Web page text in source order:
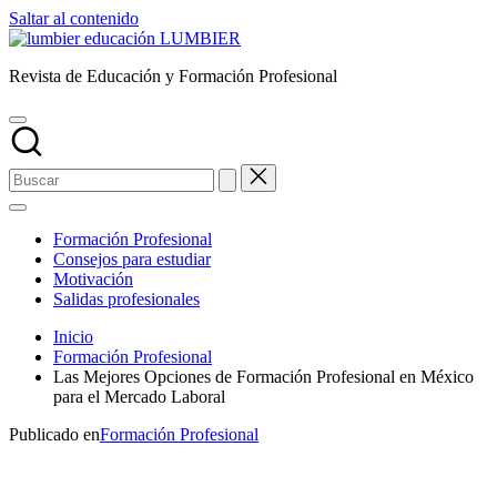
Saltar al contenido
LUMBIER
Revista de Educación y Formación Profesional
Formación Profesional
Consejos para estudiar
Motivación
Salidas profesionales
Inicio
Formación Profesional
Las Mejores Opciones de Formación Profesional en México
para el Mercado Laboral
Publicado enFormación Profesional